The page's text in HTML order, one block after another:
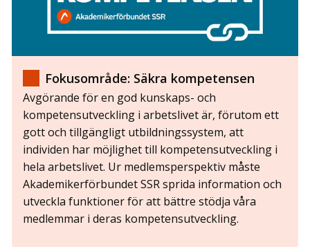
Fokusområde: Säkra kompetensen
Avgörande för en god kunskaps- och
kompetensutveckling i arbetslivet är, förutom ett
gott och tillgängligt utbildningssystem, att
individen har möjlighet till kompetensutveckling i
hela arbetslivet. Ur medlemsperspektiv måste
Akademikerförbundet SSR sprida information och
utveckla funktioner för att bättre stödja våra
medlemmar i deras kompetensutveckling.